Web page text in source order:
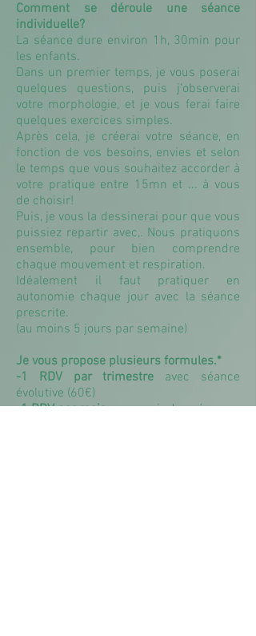
Comment se déroule une séance
individuelle?
La séance dure environ 1h, 30min pour
les enfants.
Dans un premier temps, je vous poserai
quelques questions, puis j'observerai
votre morphologie, et je vous ferai faire
quelques exercices simples.
Après cela, je créerai votre séance, en
fonction de vos besoins, envies et selon
le temps que vous souhaitez accorder à
votre pratique entre 15mn et ... à vous
de choisir!
Puis, je vous la dessinerai pour que vous
puissiez repartir avec,. Nous pratiquons
ensemble, pour bien comprendre
chaque mouvement et respiration.
Idéalement il faut pratiquer en
autonomie chaque jour avec la séance
prescrite.
(au moins 5 jours par semaine)
Je vous propose plusieurs formules.*
-1 RDV par trimestre avec séance
évolutive (60€)
-1 RDV par moispour avoir des séances